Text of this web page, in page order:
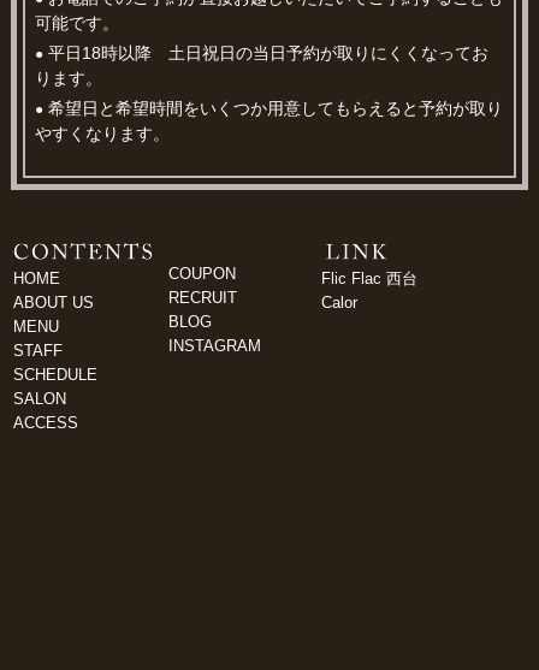
可能です。
● 平日18時以降 土日祝日の当日予約が取りにくくなってお
ります。
● 希望日と希望時間をいくつか用意してもらえると予約が取り
やすくなります。
HOME
ABOUT US
MENU
STAFF
SCHEDULE
SALON
ACCESS
COUPON
RECRUIT
BLOG
INSTAGRAM
Flic Flac 西台
Calor